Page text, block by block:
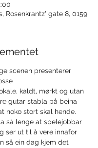
Rosenkrantz' gate 8, 0159
scenen presenterer
kaldt, mørkt og utan
gutar stabla på beina
noko stort skal hende.
så lenge at spelejobbar
ser ut til å vere innafor
så ein dag kjem det